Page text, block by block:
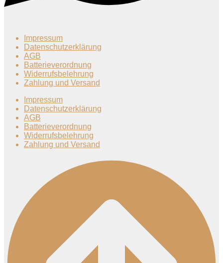
Impressum
Datenschutzerklärung
AGB
Batterieverordnung
Widerrufsbelehrung
Zahlung und Versand
Impressum
Datenschutzerklärung
AGB
Batterieverordnung
Widerrufsbelehrung
Zahlung und Versand